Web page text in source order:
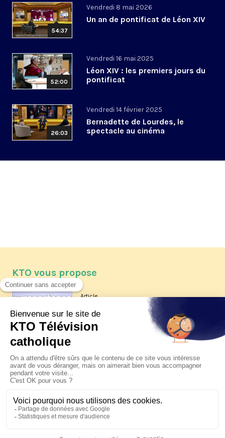
54:37
Vendredi 8 mai 2026
Un an de pontificat de Léon XIV
52:00
Vendredi 16 mai 2025
Léon XIV : les premiers jours du
pontificat
26:03
Vendredi 14 février 2025
Bernadette de Lourdes, le
spectacle au cinéma
KTO vous propose
Article
Les reportages d'été 2026 de KTO
La visite pastorale du pape Léon
XIV à Assise à suivre sur KTO le
jeudi 6 août
Le pape en Uruguay, Argentine et
Pérou du 6 au 17 novembre 2026